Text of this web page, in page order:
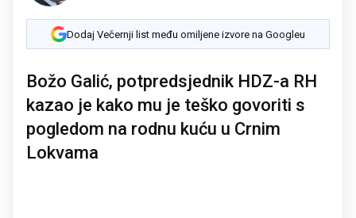
Dodaj Večernji list među omiljene izvore na Googleu
Božo Galić, potpredsjednik HDZ-a RH
kazao je kako mu je teško govoriti s
pogledom na rodnu kuću u Crnim
Lokvama